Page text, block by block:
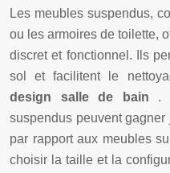
Les meubles suspendus,
ou les armoires de toilette,
discret et fonctionnel. Ils
sol et facilitent le
design salle de bain .
suspendus peuvent gagner
par rapport aux meubles
choisir la taille et la